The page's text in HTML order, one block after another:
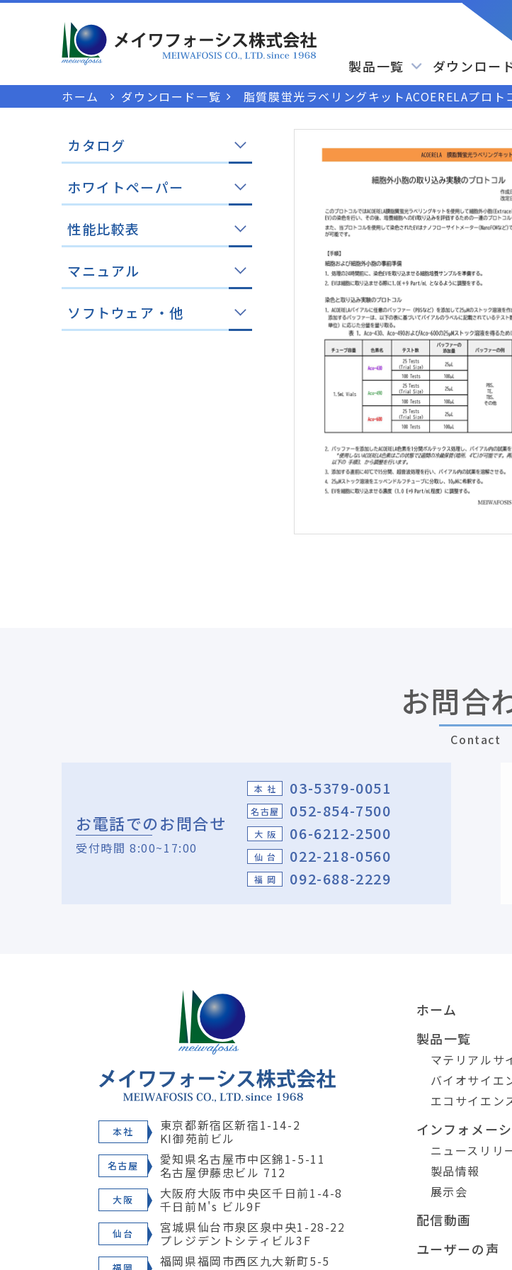
製品一覧 ダウンロー
ホーム ダウンロード一覧 脂質膜蛍光ラベリングキットACOERELAプロ
カタログ
ホワイトペーパー
性能比較表
マニュアル
ソフトウェア・他
お問合
Contact
お電話でのお問合せ
受付時間 8:00~17:00
本 社 03-5379-0051
名古屋 052-854-7500
大 阪 06-6212-2500
仙 台 022-218-0560
福 岡 092-688-2229
本社 東京都新宿区新宿1-14-2
KI御苑前ビル
名古屋 愛知県名古屋市中区錦1-5-11
名古屋伊藤忠ビル 712
大阪 大阪府大阪市中央区千日前1-4-8
千日前M's ビル9F
仙台 宮城県仙台市泉区泉中央1-28-22
プレジデントシティビル3F
福岡県福岡市西区九大新町5-5
ホーム
製品一覧
マテリアルサ
バイオサイエ
エコサイエン
インフォメー
ニュースリリ
製品情報
展示会
配信動画
ユーザーの声